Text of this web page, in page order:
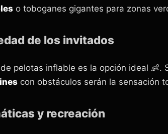
o toboganes gigantes para zonas
de los invitados
pelotas inflable es la opción ideal 👶.
con obstáculos serán la sensación
y recreación